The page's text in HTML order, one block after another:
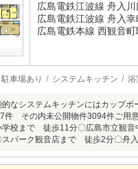
広島電鉄江波線 舟入
広島電鉄江波線 舟入
広島電鉄本線 西観音
駐車場あり システムキッチン 浴
的なシステムキッチンにはカップ
件 その内未公開物件3094件ご用
学校まで 徒歩11分〇広島市立観
スパーク観音店まで 徒歩2分〇舟